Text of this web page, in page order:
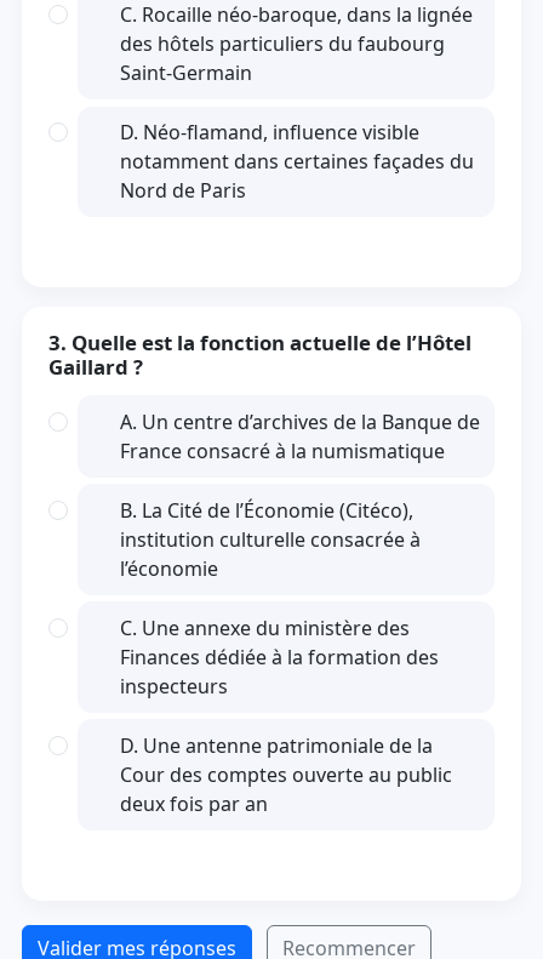
C. Rocaille néo-baroque, dans la lignée
des hôtels particuliers du faubourg
Saint-Germain
D. Néo-flamand, influence visible
notamment dans certaines façades du
Nord de Paris
3. Quelle est la fonction actuelle de l’Hôtel
Gaillard ?
A. Un centre d’archives de la Banque de
France consacré à la numismatique
B. La Cité de l’Économie (Citéco),
institution culturelle consacrée à
l’économie
C. Une annexe du ministère des
Finances dédiée à la formation des
inspecteurs
D. Une antenne patrimoniale de la
Cour des comptes ouverte au public
deux fois par an
Valider mes réponses Recommencer